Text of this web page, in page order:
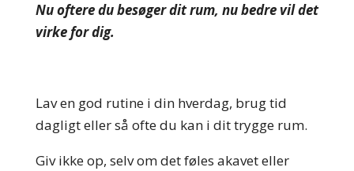
Nu oftere du besøger dit rum, nu bedre vil det
virke for dig.
Lav en god rutine i din hverdag, brug tid
dagligt eller så ofte du kan i dit trygge rum.
Giv ikke op, selv om det føles akavet eller